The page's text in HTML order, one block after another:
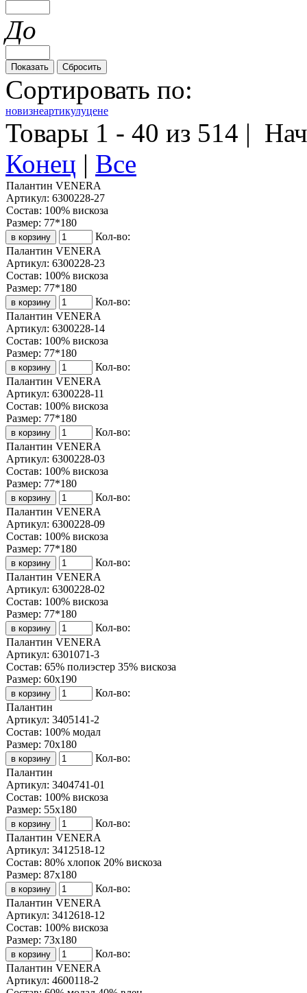
До
Сортировать по:
новизнеартикулуцене
Товары 1 - 40 из 514 |
Конец | Все
Палантин VENERA
Артикул: 6300228-27
Состав: 100% вискоза
Размер: 77*180
Кол-во:
Палантин VENERA
Артикул: 6300228-23
Состав: 100% вискоза
Размер: 77*180
Кол-во:
Палантин VENERA
Артикул: 6300228-14
Состав: 100% вискоза
Размер: 77*180
Кол-во:
Палантин VENERA
Артикул: 6300228-11
Состав: 100% вискоза
Размер: 77*180
Кол-во:
Палантин VENERA
Артикул: 6300228-03
Состав: 100% вискоза
Размер: 77*180
Кол-во:
Палантин VENERA
Артикул: 6300228-09
Состав: 100% вискоза
Размер: 77*180
Кол-во:
Палантин VENERA
Артикул: 6300228-02
Состав: 100% вискоза
Размер: 77*180
Кол-во:
Палантин VENERA
Артикул: 6301071-3
Состав: 65% полиэстер 35% вискоза
Размер: 60х190
Кол-во:
Палантин
Артикул: 3405141-2
Состав: 100% модал
Размер: 70х180
Кол-во:
Палантин
Артикул: 3404741-01
Состав: 100% вискоза
Размер: 55х180
Кол-во:
Палантин VENERA
Артикул: 3412518-12
Состав: 80% хлопок 20% вискоза
Размер: 87х180
Кол-во:
Палантин VENERA
Артикул: 3412618-12
Состав: 100% вискоза
Размер: 73х180
Кол-во:
Палантин VENERA
Артикул: 4600118-2